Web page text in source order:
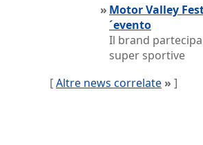
» Motor Valley
´evento
Il brand
super sportive
[Altre news correlate » ]